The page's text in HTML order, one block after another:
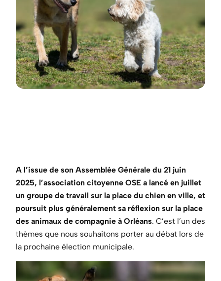
A l’issue de son Assemblée Générale du 21 juin
2025, l’association citoyenne OSE a lancé en juillet
un groupe de travail sur la place du chien en ville, et
poursuit plus généralement sa réflexion sur la place
des animaux de compagnie à Orléans. C’est l’un des
thèmes que nous souhaitons porter au débat lors de
la prochaine élection municipale.